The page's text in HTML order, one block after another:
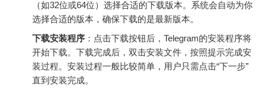
（如32位或64位）选择合适的下载版本。系统会自动为你
选择合适的版本，确保下载的是最新版本。
下载安装程序 ：点击下载按钮后，Telegram的安装程序将
开始下载。下载完成后，双击安装文件，按照提示完成安
装过程。安装过程一般比较简单，用户只需点击“下一步”
直到安装完成。